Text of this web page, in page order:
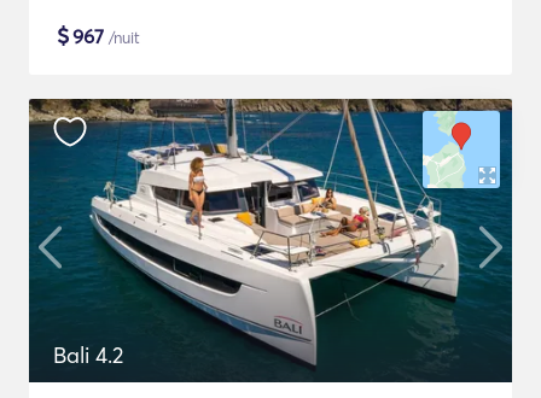
$967 /nuit
Bali 4.2